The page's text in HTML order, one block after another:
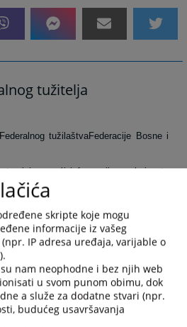
tužitelja
tužilaštvaFederacije Bosne i
pronaći informacije za koje ste
predstavlja ne samo ostvarenje naše
transparentnijim, nego i praktičnu
smo postavili u oblasti odnosa sa
informacijama, u mjeri u kojoj to
građenja međusobnog razumijevanja i
ovog Tužilaštva.
sve konstruktivne prijedloge i sugestije
skripte koje mogu
informacije iz vašeg
IP adresa uređaja, varijable o
nam neophodne i bez njih web
u svom punom obimu, dok
a služe za dodatne stvari (npr.
budućeg usavršavanja